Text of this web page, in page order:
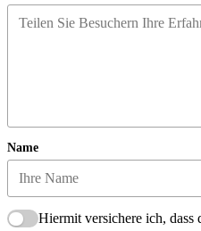
Name
Hiermit versichere ich, dass